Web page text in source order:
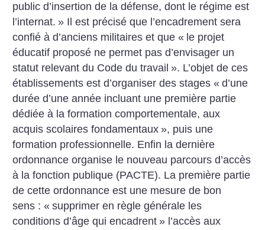
public d’insertion de la défense, dont le régime est
l’internat. » Il est précisé que l’encadrement sera
confié à d’anciens militaires et que « le projet
éducatif proposé ne permet pas d’envisager un
statut relevant du Code du travail ». L’objet de ces
établissements est d’organiser des stages « d’une
durée d’une année incluant une première partie
dédiée à la formation comportementale, aux
acquis scolaires fondamentaux », puis une
formation professionnelle. Enfin la dernière
ordonnance organise le nouveau parcours d’accès
à la fonction publique (PACTE). La première partie
de cette ordonnance est une mesure de bon
sens : « supprimer en règle générale les
conditions d’âge qui encadrent » l’accès aux